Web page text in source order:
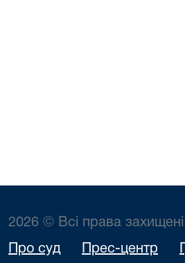
2026 © Всі права захищені
Про суд Прес-центр